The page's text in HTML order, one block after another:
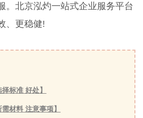
。北京泓灼一站式企业服务平台
、更稳健!
标准 好处】
材料 注意事项】